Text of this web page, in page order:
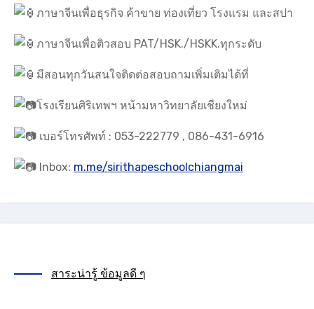
ภาษาจีนเพื่อธุรกิจ ค้าขาย ท่องเที่ยว โรงแรม และสปา
ภาษาจีนเพื่อติวสอบ PAT/HSK./HSKK.ทุกระดับ
มีสอนทุกวันสนใจติดต่อสอบถามเพิ่มเติมได้ที่
โรงเรียนศิริเทพฯ หน้ามหาวิทยาลัยเชียงใหม่
เบอร์โทรศัพท์ : 053-222779 , 086-431-6916
Inbox: m.me/sirithapeschoolchiangmai
สาระน่ารู้ ข้อมูลดี ๆ